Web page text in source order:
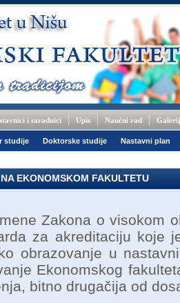
i saradnici Upis Naučni rad
studije Doktorske studije Nastavni plan
EKONOMSKOM FAKULTETU
Zakona o visokom
za akreditaciju koje
obrazovanje u
Ekonomskog
bitno drugačija od